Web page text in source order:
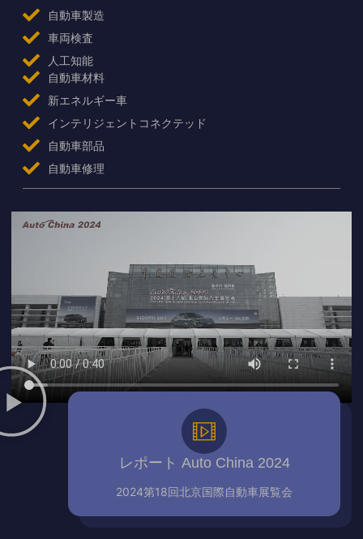
レポート Auto China 2024
2024第18回北京国際自動車展覧会
自動車製造
車両検査
人工知能
自動車材料
新エネルギー車
インテリジェントコネクテッド
自動車部品
自動車修理